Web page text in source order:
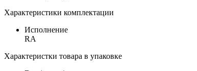
Характеристики комплектации
Исполнение
RA
Характеристки товара в упаковке